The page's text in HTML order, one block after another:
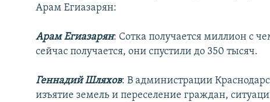
Арам Егиазарян:
Арам Егиазарян: Сотка получается миллион с
сейчас получается, они спустили до 350 тысяч.
Геннадий Шляхов: В администрации
изъятие земель и переселение граждан,